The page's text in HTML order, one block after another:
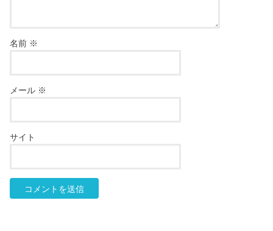
名前 ※
メール ※
サイト